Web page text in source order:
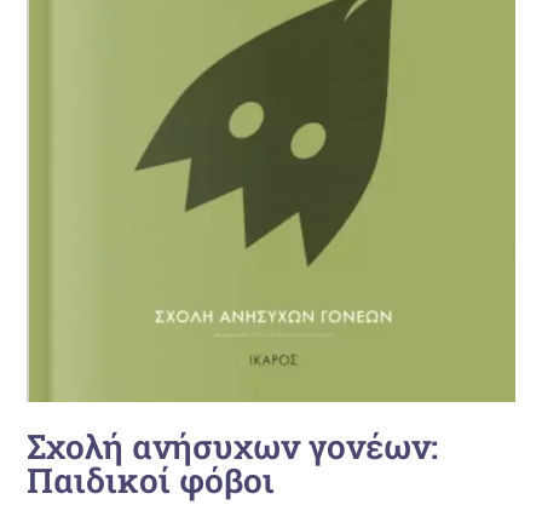
Σχολή ανήσυχων γονέων:
Παιδικοί φόβοι